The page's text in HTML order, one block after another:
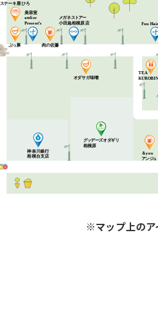
ステーキ屋ひろ
ぶっ豚
美容室
atelier
Present’s
肉の佐藤
メガネストアー
小田急相模原店
TEA
KUROBIN
神奈川銀行
相模台支店
グッデーズオダギリ
相模原
＆you
アンジュ
オダサガ味噌
Fuu
※マップ上のア